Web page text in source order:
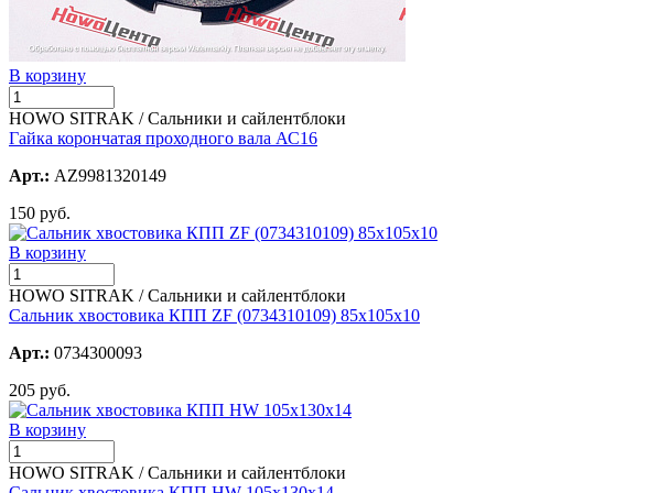
В корзину
HOWO SITRAK / Сальники и сайлентблоки
Гайка корончатая проходного вала АС16
Арт.: AZ9981320149
150 руб.
В корзину
HOWO SITRAK / Сальники и сайлентблоки
Сальник хвостовика КПП ZF (0734310109) 85х105х10
Арт.: 0734300093
205 руб.
В корзину
HOWO SITRAK / Сальники и сайлентблоки